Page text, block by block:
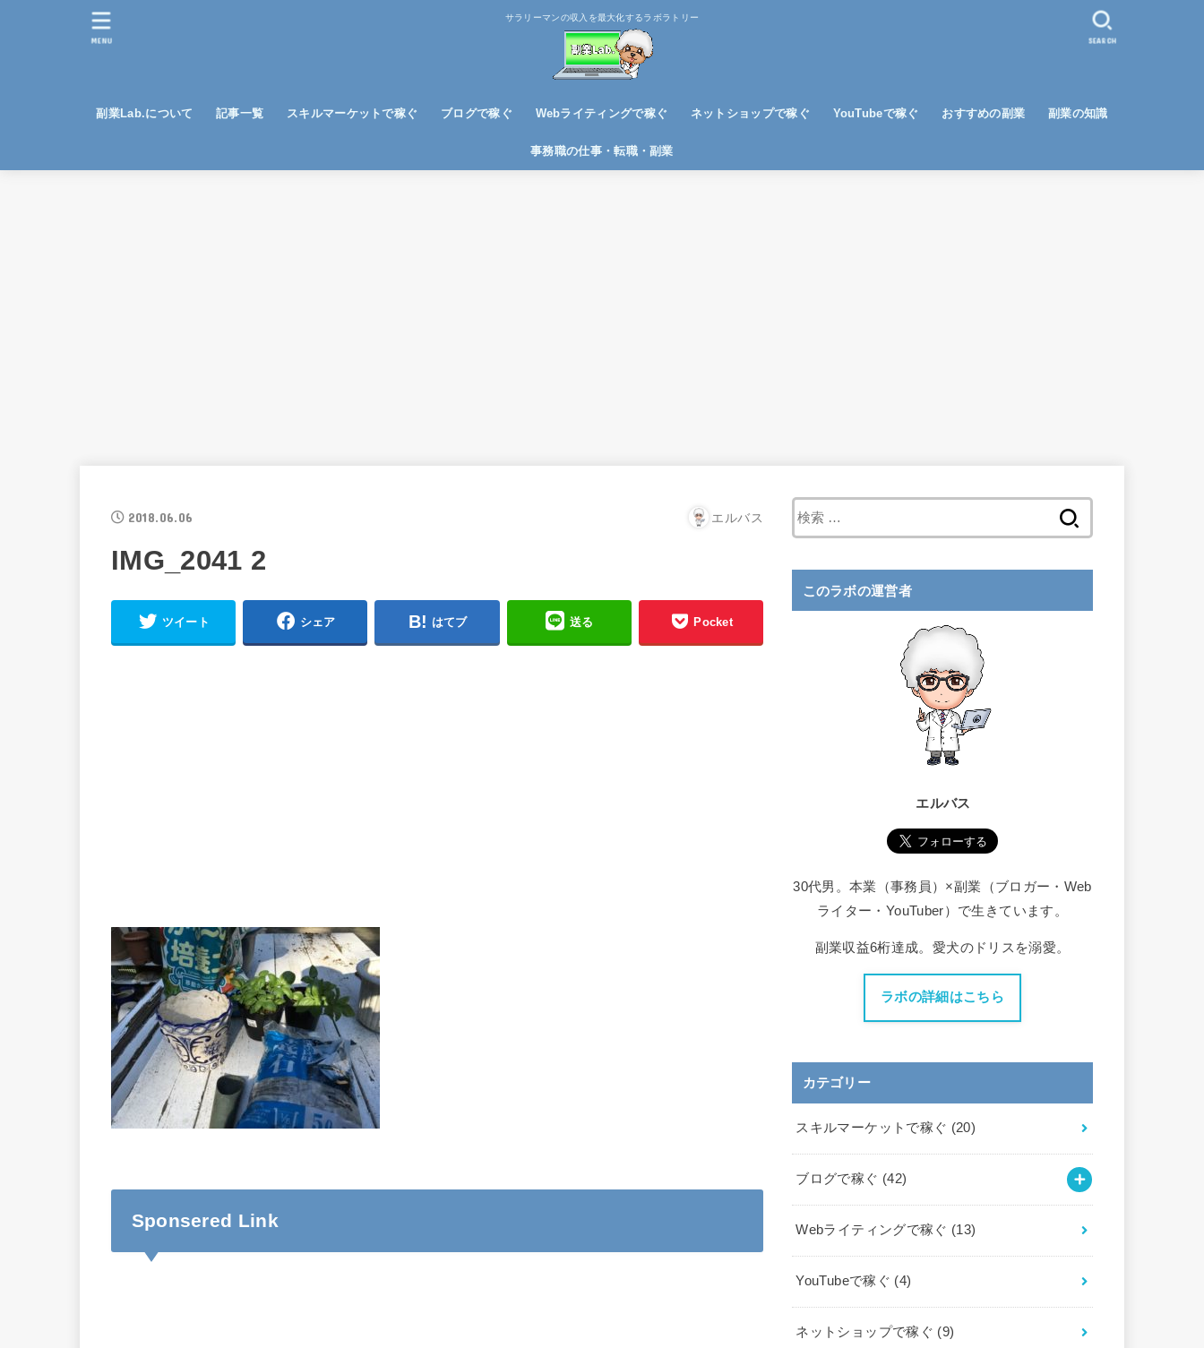
サラリーマンの収入を最大化するラボラトリー
副業Lab.について 記事一覧 スキルマーケットで稼ぐ ブログで稼ぐ
アフィリエイトで稼ぐ
Webライティングで稼ぐ ネットショップで稼ぐ YouTubeで稼ぐ おすすめの副業 副業の知識
事務職の仕事・転職・副業
SEARCH
MENU
2018.06.06 エルバス
IMG_2041 2
ツイート シェア はてブ 送る Pocket
Sponsered Link
索
このラボの運営者
エルバス
30代男。本業（事務員）×副業（ブロガー・Web
ライター・YouTuber）で生きています。
副業収益6桁達成。愛犬のドリスを溺愛。
ラボの詳細はこちら
カテゴリー
スキルマーケットで稼ぐ (20)
ブログで稼ぐ (42)
Webライティングで稼ぐ (13)
YouTubeで稼ぐ (4)
ネットショップで稼ぐ (9)